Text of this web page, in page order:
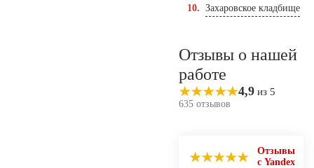
Захаровское кладбище
Отзывы о нашей
работе
4,9 из 5
635 отзывов
Отзывы
с Yandex